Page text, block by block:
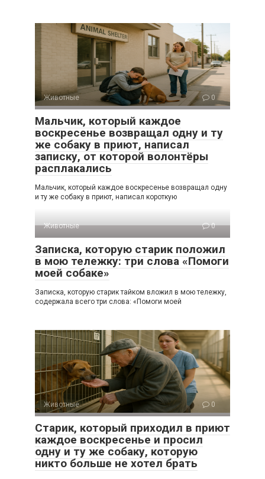
Животные 0
Мальчик, который каждое
воскресенье возвращал одну и ту
же собаку в приют, написал
записку, от которой волонтёры
расплакались
Мальчик, который каждое воскресенье возвращал одну
и ту же собаку в приют, написал короткую
Животные 0
Записка, которую старик положил
в мою тележку: три слова «Помоги
моей собаке»
Записка, которую старик тайком вложил в мою тележку,
содержала всего три слова: «Помоги моей
Животные 0
Старик, который приходил в приют
каждое воскресенье и просил
одну и ту же собаку, которую
никто больше не хотел брать